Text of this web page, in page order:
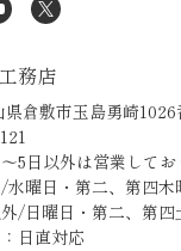
務店
県倉敷市玉島勇崎1026
5日以外は営業してお
水曜日・第二、第四木
/日曜日・第二、第四
日直対応